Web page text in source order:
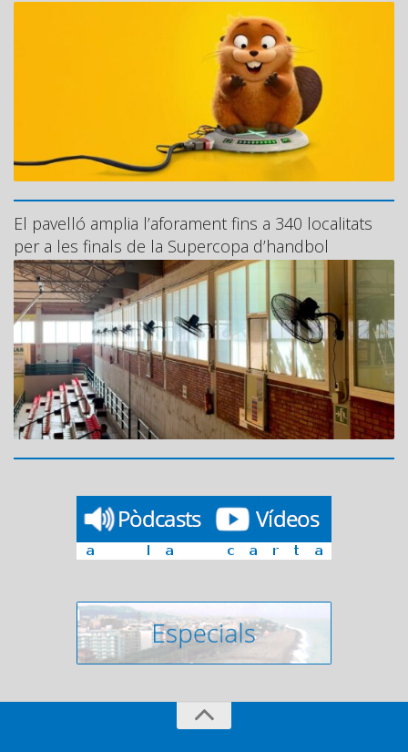
El pavelló amplia l’aforament fins a 340 localitats
per a les finals de la Supercopa d’handbol